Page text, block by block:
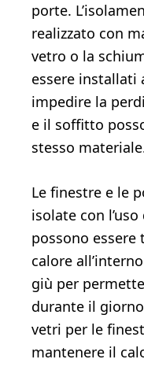
porte.
realizzato con
vetro o la
essere installati
impedire la
e il soffitto
stesso
Le finestre e le
isolate con
possono
calore
giù per
durante il
vetri per le
mantenere il